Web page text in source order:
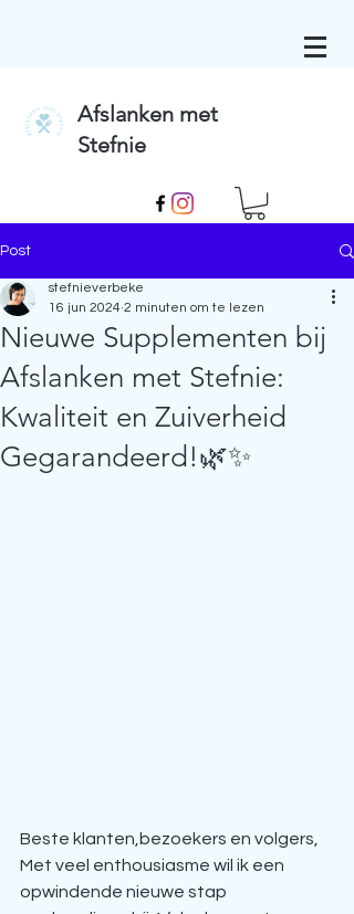
Afslanken met
Stefnie
Post
Nieuwe Supplementen bij
Afslanken met Stefnie:
Kwaliteit en Zuiverheid
Gegarandeerd!🌿✨
stefnieverbeke
16 jun 2024 2 minuten om te lezen
Beste klanten,bezoekers en volgers,
Met veel enthousiasme wil ik een
opwindende nieuwe stap